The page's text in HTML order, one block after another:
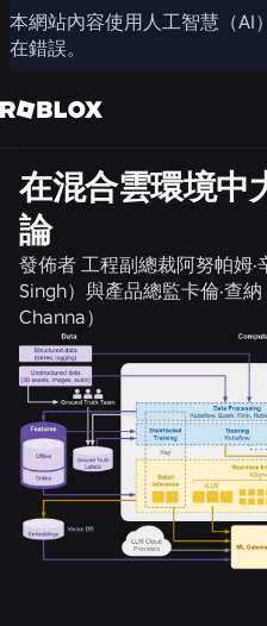
本網站內容使用人工智慧（AI
在錯誤。
分享
工程
在混合雲環境中
論
發佈者 工程副總裁阿努帕姆·
Singh）與產品總監卡倫·查
Channa）